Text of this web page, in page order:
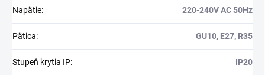
Napätie: 220-240V AC 50Hz
Pätica: GU10, E27, R35
Stupeň krytia IP: IP20